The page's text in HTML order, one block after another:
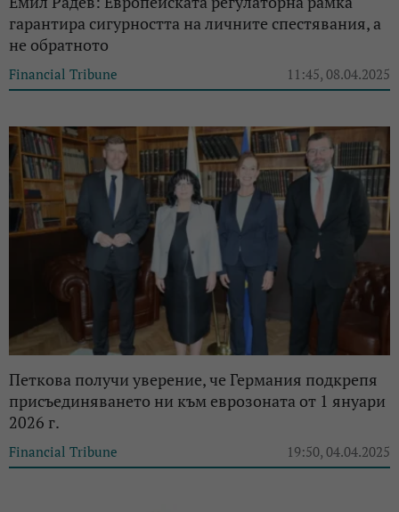
гарантира сигурността на личните спестявания, а
не обратното
Financial Tribune 11:45, 08.04.2025
Петкова получи уверение, че Германия подкрепя
присъединяването ни към еврозоната от 1 януари
2026 г.
Financial Tribune 19:50, 04.04.2025